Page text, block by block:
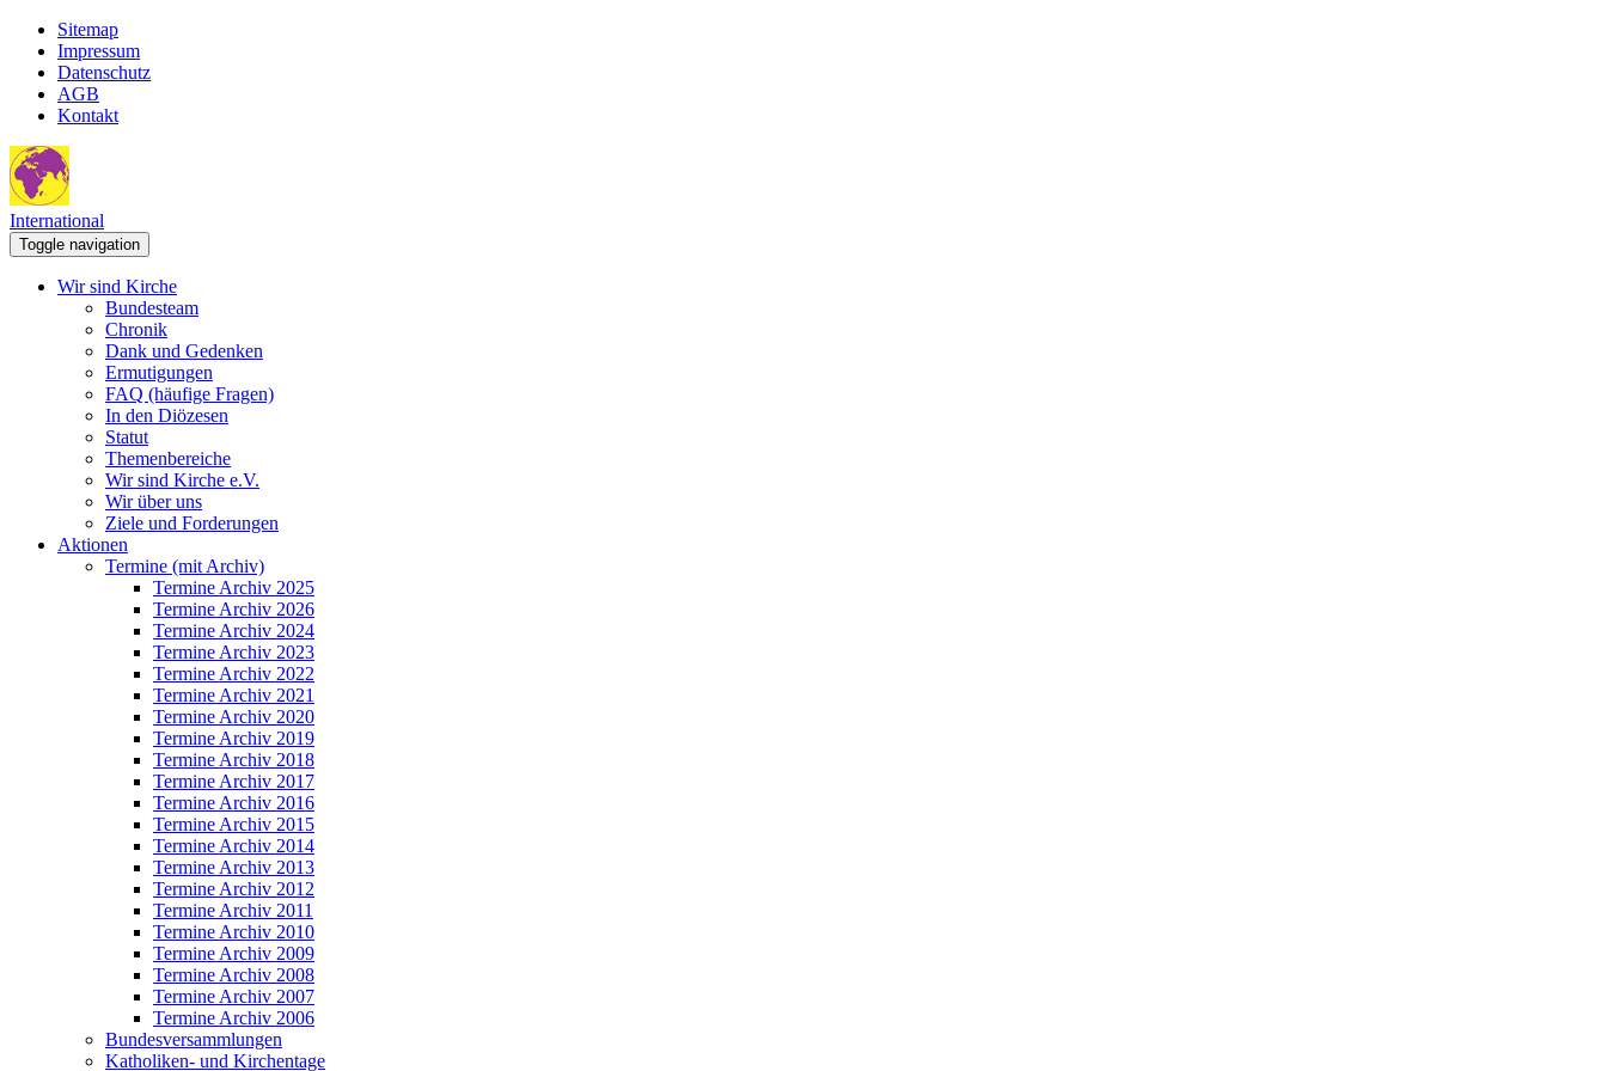
Sitemap
Impressum
Datenschutz
AGB
Kontakt
International
Toggle navigation
Wir sind Kirche
Bundesteam
Chronik
Dank und Gedenken
Ermutigungen
FAQ (häufige Fragen)
In den Diözesen
Statut
Themenbereiche
Wir sind Kirche e.V.
Wir über uns
Ziele und Forderungen
Aktionen
Termine (mit Archiv)
Termine Archiv 2025
Termine Archiv 2026
Termine Archiv 2024
Termine Archiv 2023
Termine Archiv 2022
Termine Archiv 2021
Termine Archiv 2020
Termine Archiv 2019
Termine Archiv 2018
Termine Archiv 2017
Termine Archiv 2016
Termine Archiv 2015
Termine Archiv 2014
Termine Archiv 2013
Termine Archiv 2012
Termine Archiv 2011
Termine Archiv 2010
Termine Archiv 2009
Termine Archiv 2008
Termine Archiv 2007
Termine Archiv 2006
Bundesversammlungen
Katholiken- und Kirchentage